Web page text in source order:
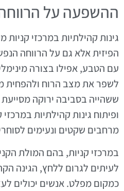
ההשפעה על
גינות קהילתיות במרכזי
הפיזית אלא גם על הרווחה
עם הטבע, אפילו בצורה
לשפר את מצב הרוח ולהפחית
ששהייה בסביבה ירוקה
ופיתוח גינות קהילתיות
מרחבים שקטים ונעימים
במרכזי קניות, בהם המולת
לעיתים לגרום ללחץ, הגינה
כמקום מפלט. אנשים יכולים